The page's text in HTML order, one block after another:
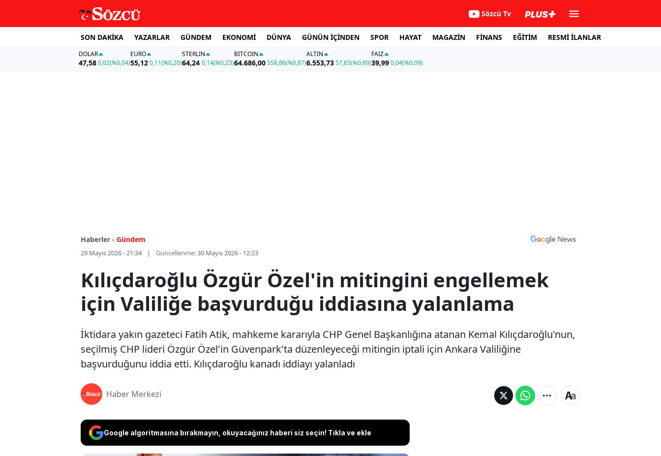
Sözcü Tv
SON DAKİKA YAZARLAR GÜNDEM EKONOMİ DÜNYA GÜNÜN İÇİNDEN SPOR HAYAT MAGAZİN FİNANS EĞİTİM RESMİ İLANLAR
DOLAR
47,580,02(%0,04)
EURO
55,12 0,11(%0,20)
STERLIN
64,24 0,14(%0,23)
BITCOIN
64.686,00558,86(%0,87)
ALTIN
6.553,7357,65(%0,89)
FAİZ
39,990,04(%0,09)
Haberler - Gündem
29 Mayıs 2026 - 21:34 Güncellenme:30 Mayıs 2026 - 12:23
Kılıçdaroğlu Özgür Özel'in mitingini engellemek
için Valiliğe başvurduğu iddiasına yalanlama
İktidara yakın gazeteci Fatih Atik, mahkeme kararıyla CHP Genel Başkanlığına atanan Kemal Kılıçdaroğlu'nun,
seçilmiş CHP lideri Özgür Özel'in Güvenpark'ta düzenleyeceği mitingin iptali için Ankara Valiliğine
başvurduğunu iddia etti. Kılıçdaroğlu kanadı iddiayı yalanladı
Haber Merkezi
Google algoritmasına bırakmayın, okuyacağınız haberi siz seçin! Tıkla ve ekle